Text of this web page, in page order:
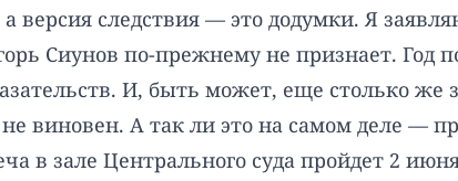
версия следствия — это додумки. Я
Сиунов по-прежнему не признает. Год
И, быть может, еще столько же
виновен. А так ли это на самом деле —
в зале Центрального суда пройдет 2